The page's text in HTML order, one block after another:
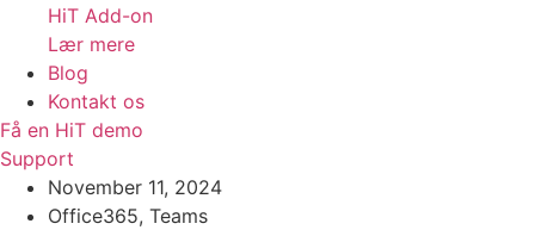
HiT Add-on
Lær mere
Blog
Kontakt os
Få en HiT demo
Support
November 11, 2024
Office365, Teams